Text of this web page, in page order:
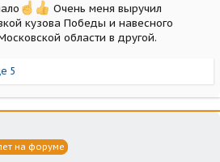
Очень меня выручил
кузова Победы и навесного
области в другой.
5
на форуме